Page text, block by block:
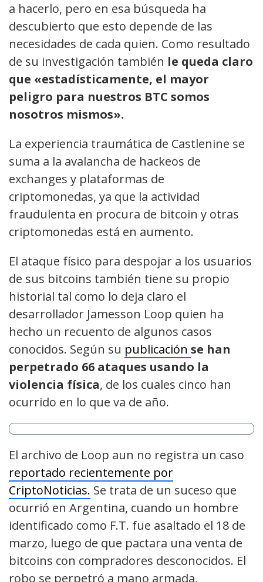
a hacerlo, pero en esa búsqueda ha
descubierto que esto depende de las
necesidades de cada quien. Como resultado
de su investigación también le queda claro
que «estadísticamente, el mayor
peligro para nuestros BTC somos
nosotros mismos».
La experiencia traumática de Castlenine se
suma a la avalancha de hackeos de
exchanges y plataformas de
criptomonedas, ya que la actividad
fraudulenta en procura de bitcoin y otras
criptomonedas está en aumento.
El ataque físico para despojar a los usuarios
de sus bitcoins también tiene su propio
historial tal como lo deja claro el
desarrollador Jamesson Loop quien ha
hecho un recuento de algunos casos
conocidos. Según su publicación se han
perpetrado 66 ataques usando la
violencia física, de los cuales cinco han
ocurrido en lo que va de año.
El archivo de Loop aun no registra un caso
reportado recientemente por
CriptoNoticias. Se trata de un suceso que
ocurrió en Argentina, cuando un hombre
identificado como F.T. fue asaltado el 18 de
marzo, luego de que pactara una venta de
bitcoins con compradores desconocidos. El
robo se perpetró a mano armada,